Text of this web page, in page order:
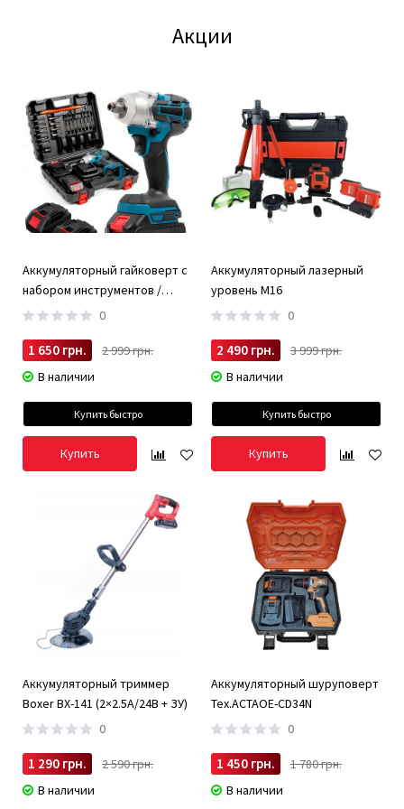
Акции
Аккумуляторный гайковерт с
набором инструментов /
Бесщеточный гайковерт 2
0
1 650 грн.
2 999 грн.
В наличии
Купить быстро
Купить
Аккумуляторный лазерный
уровень M16
0
2 490 грн.
3 999 грн.
В наличии
Купить быстро
Купить
Аккумуляторный триммер
Boxer BX-141 (2×2.5А/24В + ЗУ)
0
1 290 грн.
2 590 грн.
В наличии
Аккумуляторный шуруповерт
Tex.ACTAOE-CD34N
0
1 450 грн.
1 780 грн.
В наличии